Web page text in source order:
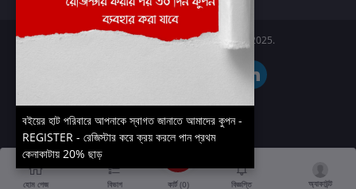
Boier Haat™ | © All rights reserved 2025.
হোম পেজ বিভাগ কার্ট (0) বিজ্ঞপ্তি অ্যাকাউন্ট
বইয়ের হাট পরিবারে আপনাকে স্বাগত জানাতে আমাদের কুপন -
REGISTER - রেজিস্টার করে ক্রয় করলে পান প্রথম
কেনাকাটায় 20% ছাড়